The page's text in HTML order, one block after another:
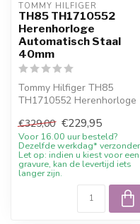
TOMMY HILFIGER
TH85 TH1710552
Herenhorloge
Automatisch Staal
40mm
Tommy Hilfiger TH85
TH1710552 Herenhorloge
10% welkomstk...
€329,00 €229,95
Voor 16.00 uur besteld?
Dezelfde werkdag*
Let op: indien u kiest voor een
gravure, kan de levertijd iets
langer zijn.